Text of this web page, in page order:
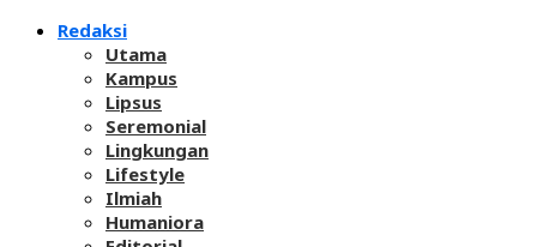
Redaksi
Utama
Kampus
Lipsus
Seremonial
Lingkungan
Lifestyle
Ilmiah
Humaniora